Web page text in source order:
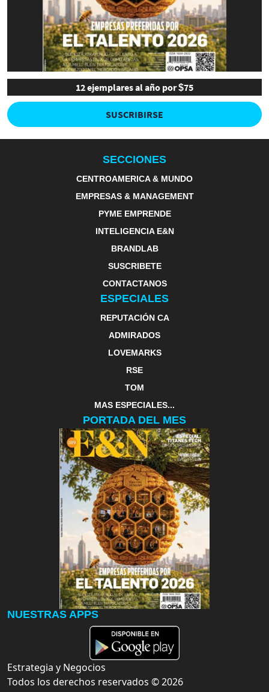
12 ejemplares al año por $75
SUSCRIBIRSE
SECCIONES
CENTROAMERICA & MUNDO
EMPRESAS & MANAGEMENT
PYME EMPRENDE
INTELIGENCIA E&N
BRANDLAB
SUSCRIBETE
CONTACTANOS
ESPECIALES
REPUTACIÓN CA
ADMIRADOS
LOVEMARKS
RSE
TOM
MAS ESPECIALES...
PORTADA DEL MES
NUESTRAS APPS
Estrategia y Negocios
Todos los derechos reservados ©2026